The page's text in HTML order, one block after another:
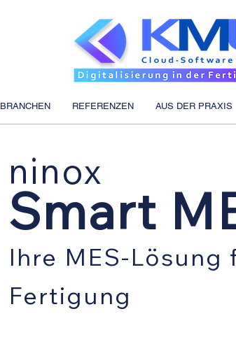
BRANCHEN REFERENZEN AUS DER PRAXIS
ninox
Smart
Ihre MES-
Fertigung